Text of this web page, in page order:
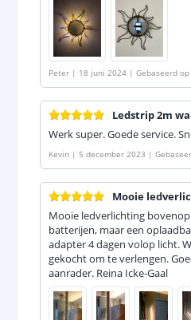
Peter | 18 juni 2024 | Gebaseerd op
Ledstrip 2m
Werk super. Goede service.
Kevin | 5 december 2023 |
Mooie
Mooie ledverlichting
batterijen, maar een
adapter 4 dagen volop licht.
gekocht om te verlengen.
aanrader. Reina Icke-Gaal